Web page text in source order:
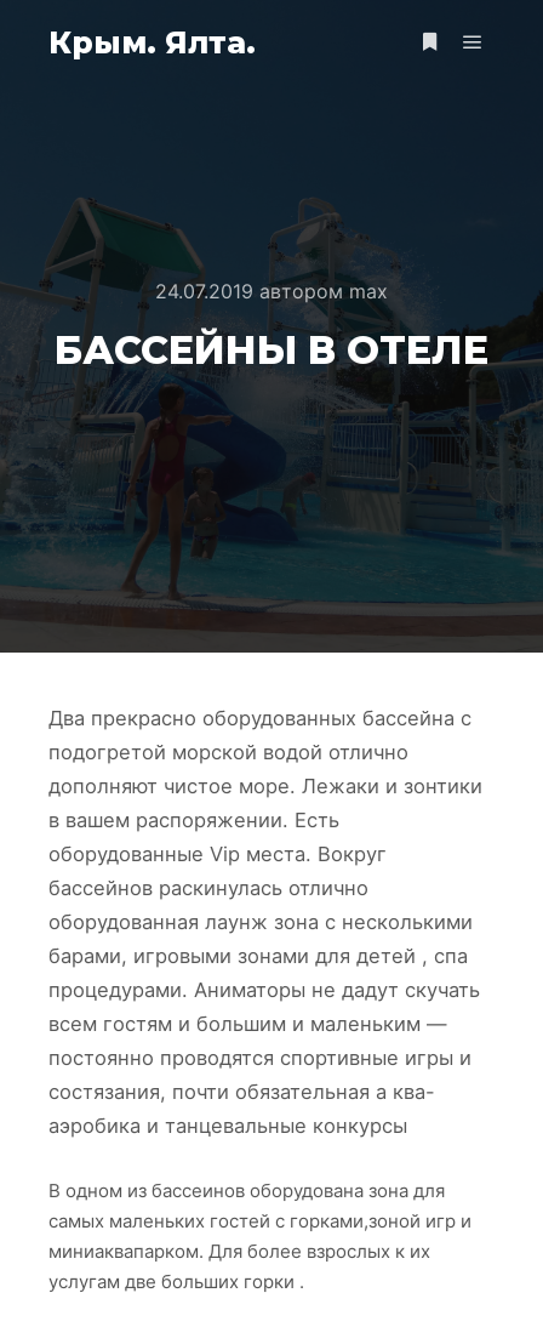
Крым. Ялта.
24.07.2019 автором max
БАССЕЙНЫ В ОТЕЛЕ
Два прекрасно оборудованных бассейна с
подогретой морской водой отлично
дополняют чистое море. Лежаки и зонтики
в вашем распоряжении. Есть
оборудованные Vip места. Вокруг
бассейнов раскинулась отлично
оборудованная лаунж зона с несколькими
барами, игровыми зонами для детей , спа
процедурами. Аниматоры не дадут скучать
всем гостям и большим и маленьким —
постоянно проводятся спортивные игры и
состязания, почти обязательная а ква-
аэробика и танцевальные конкурсы
В одном из бассеинов оборудована зона для
самых маленьких гостей с горками,зоной игр и
миниаквапарком. Для более взрослых к их
услугам две больших горки .